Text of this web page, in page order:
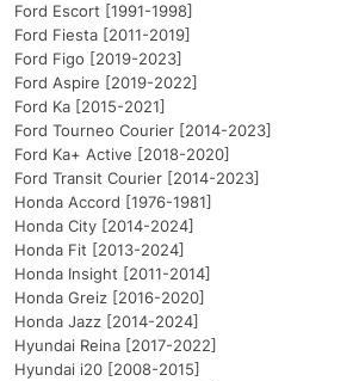
Ford Escort [1991-1998]
Ford Fiesta [2011-2019]
Ford Figo [2019-2023]
Ford Aspire [2019-2022]
Ford Ka [2015-2021]
Ford Tourneo Courier [2014-2023]
Ford Ka+ Active [2018-2020]
Ford Transit Courier [2014-2023]
Honda Accord [1976-1981]
Honda City [2014-2024]
Honda Fit [2013-2024]
Honda Insight [2011-2014]
Honda Greiz [2016-2020]
Honda Jazz [2014-2024]
Hyundai Reina [2017-2022]
Hyundai i20 [2008-2015]